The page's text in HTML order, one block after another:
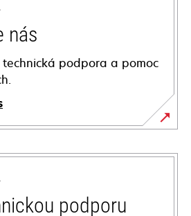
nás
podpora a pomoc
podporu